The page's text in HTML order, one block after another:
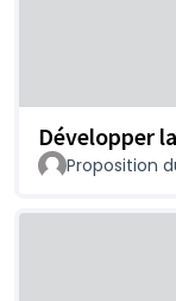
Développer
Proposition